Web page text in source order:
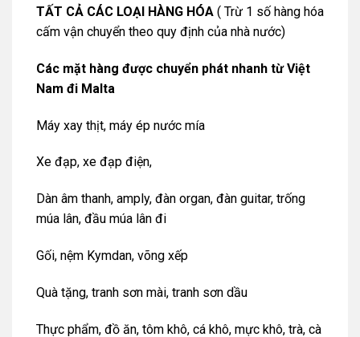
TẤT CẢ CÁC LOẠI HÀNG HÓA ( Trừ 1 số hàng hóa
cấm vận chuyển theo quy định của nhà nước)
Các mặt hàng được chuyển phát nhanh từViệt
Nam đi Malta
Máy xay thịt, máy ép nước mía
Xe đạp, xe đạp điện,
Dàn âm thanh, amply, đàn organ, đàn guitar, trống
múa lân, đầu múa lân đi
Gối, nệm Kymdan, võng xếp
Quà tặng, tranh sơn mài, tranh sơn dầu
Thực phẩm, đồ ăn, tôm khô, cá khô, mực khô, trà, cà